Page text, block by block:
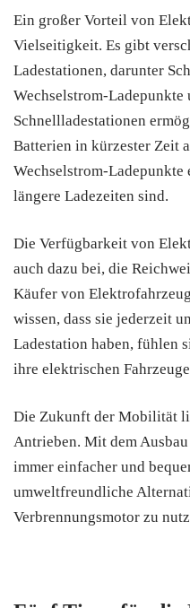
Ein großer Vorteil von
Vielseitigkeit. Es gibt
Ladestationen, darunter
Wechselstrom-Ladepunkte
Schnellladestationen
Batterien in kürzester Zeit
Wechselstrom-
längere Ladezeiten sind.
Die Verfügbarkeit von
auch dazu bei, die
Käufer von
wissen, dass sie jederzeit
Ladestation haben, fühlen
ihre elektrischen
Die Zukunft der Mobilität
Antrieben. Mit dem
immer einfacher und
umweltfreundliche
Verbrennungsmotor zu